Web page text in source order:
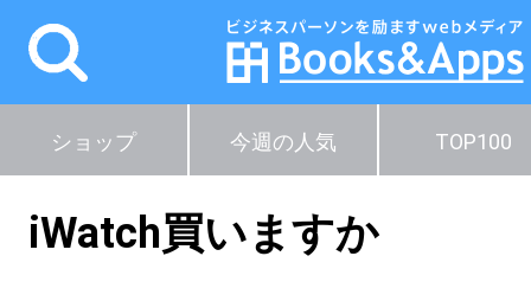
ショップ 今週の人気 TOP100
iWatch買いますか